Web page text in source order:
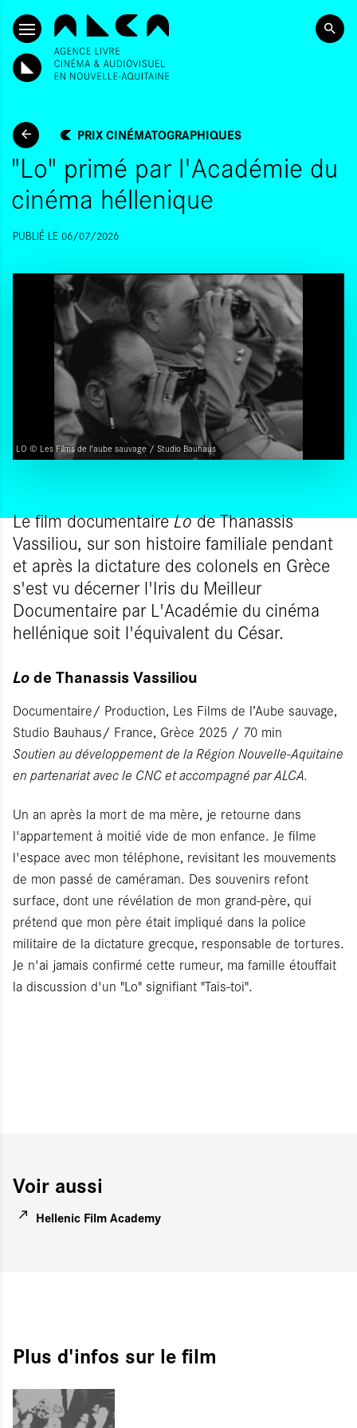
ALLER AU CONTENU PRINCIPAL
PRIX CINÉMATOGRAPHIQUES
"Lo" primé par l'Académie du
cinéma héllenique
PUBLIÉ LE 06/07/2026
LO © Les Films de l'aube sauvage / Studio Bauhaus
Le film documentaireLode Thanassis
Vassiliou, sur son histoire familiale pendant
et après la dictature des colonels en Grèce
s'est vu décerner l'Iris du Meilleur
Documentaire par L'Académie du cinéma
hellénique soit l'équivalent du César.
Lode Thanassis Vassiliou
Documentaire/ Production, Les Films de l’Aube sauvage,
Studio Bauhaus/ France, Grèce 2025 / 70 min
Soutien au développement de la Région Nouvelle-Aquitaine
en partenariat avec le CNC et accompagné par ALCA.
Un an après la mort de ma mère, je retourne dans
l'appartement à moitié vide de mon enfance. Je filme
l'espace avec mon téléphone, revisitant les mouvements
de mon passé de caméraman. Des souvenirs refont
surface, dont une révélation de mon grand-père, qui
prétend que mon père était impliqué dans la police
militaire de la dictature grecque, responsable de tortures.
Je n'ai jamais confirmé cette rumeur, ma famille étouffait
la discussion d'un "Lo" signifiant "Tais-toi".
Voir aussi
Hellenic Film Academy
Plus d'infos sur le film